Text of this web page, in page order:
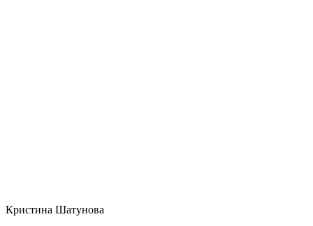
Кристина Шатунова